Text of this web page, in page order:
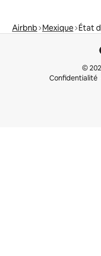
Airbnb Mexique État
©
Confidentialité